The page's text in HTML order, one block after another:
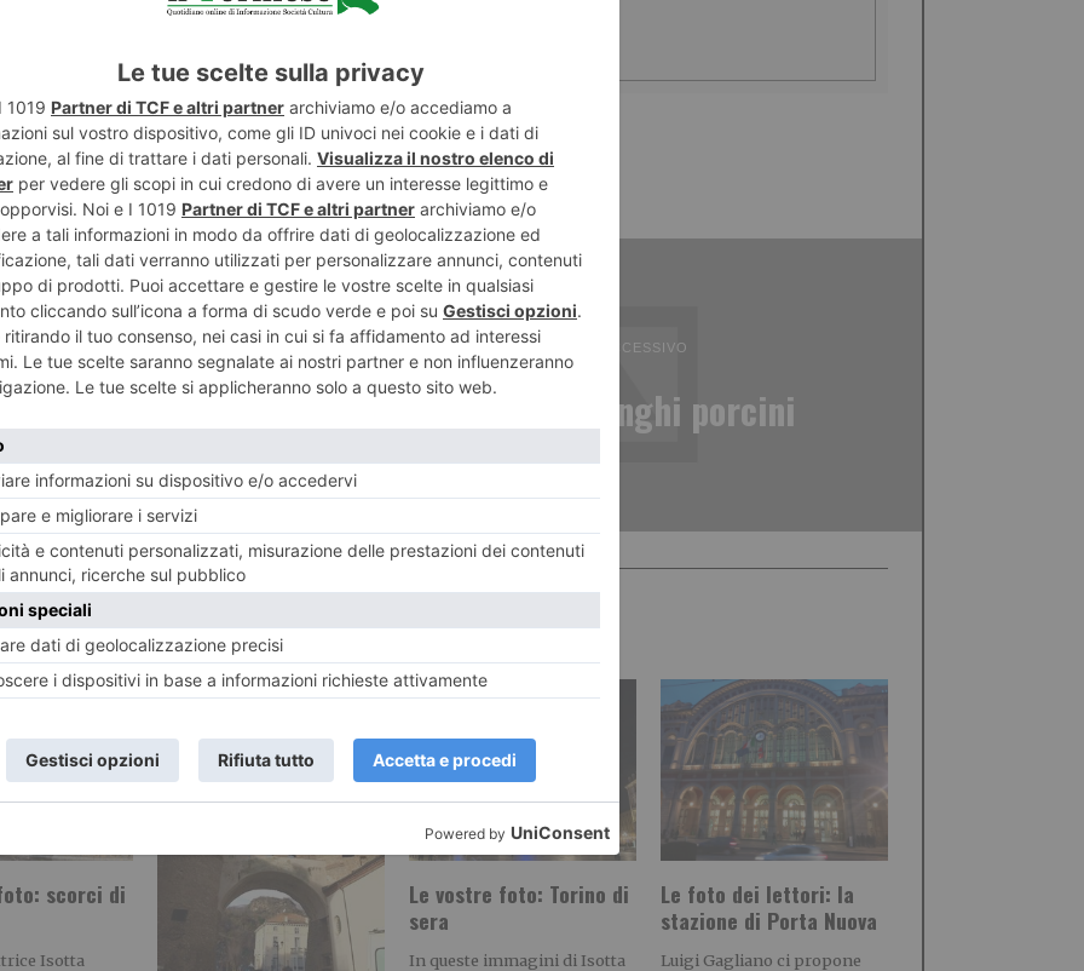
in
ARTICOLO SUCCESSIVO
Sformato di funghi porcini
RECENTI:
scorci di
Isotta
Le vostre foto: Torino di
sera
In queste immagini di Isotta
Le foto dei lettori: la
stazione di Porta Nuova
Luigi Gagliano ci propone